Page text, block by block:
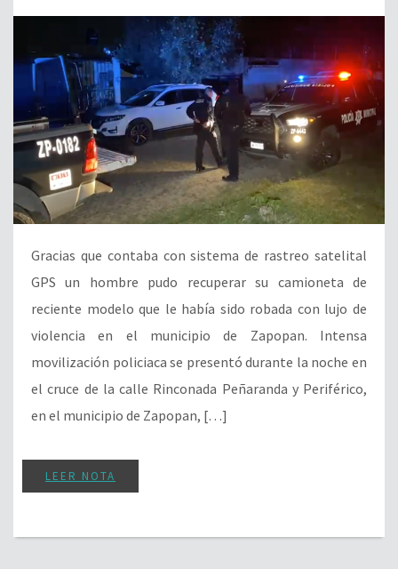
Gracias que contaba con sistema de rastreo satelital
GPS un hombre pudo recuperar su camioneta de
reciente modelo que le había sido robada con lujo de
violencia en el municipio de Zapopan. Intensa
movilización policiaca se presentó durante la noche en
el cruce de la calle Rinconada Peñaranda y Periférico,
en el municipio de Zapopan, […]
LEER NOTA